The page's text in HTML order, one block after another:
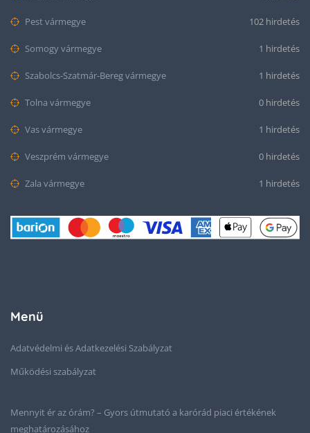
Pest vármegye 102 hirdetés
Somogy vármegye 1 hirdetés
Szabolcs-Szatmár-Bereg vármegye 1 hirdetés
Tolna vármegye 0 hirdetés
Vas vármegye 1 hirdetés
Veszprém vármegye 0 hirdetés
Zala vármegye 1 hirdetés
Menü
Adatvédelmi és Adatkezelési Szabályzat
Működési szabályzat
Mennyit ér az órám? – Gyors útmutató a karórád piaci értékének
meghatározásához